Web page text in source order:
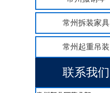
常州拆装家具
常州起重吊装
联系我们